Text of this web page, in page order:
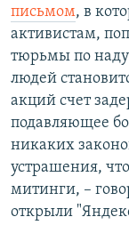
письмом, в
активистам,
тюрьмы по
людей
акций счет
подавляющее
никаких
устрашения,
митинги, –
открыли